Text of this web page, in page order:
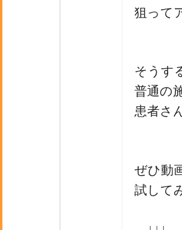
狙って
そうす
普通の
患者さ
ぜひ動
試して